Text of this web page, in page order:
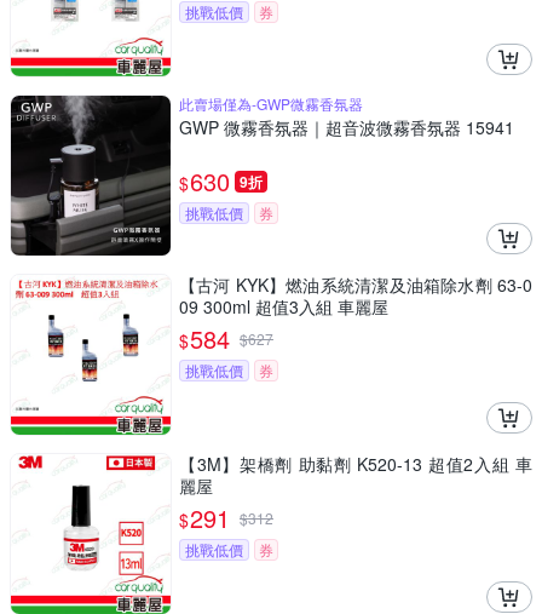
挑戰低價
券
此賣場僅為-GWP微霧香氛器
GWP 微霧香氛器｜超音波微霧香氛器 15941
$630 9折
挑戰低價 券
【古河 KYK】燃油系統清潔及油箱除水劑 63-0
09 300ml 超值3入組 車麗屋
$584 $627
挑戰低價
券
【3M】架橋劑 助黏劑 K520-13 超值2入組 車
麗屋
$291 $312
挑戰低價
券